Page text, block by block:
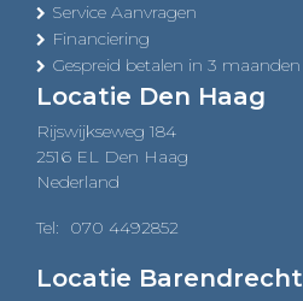
Service Aanvragen
Financiering
Gespreid betalen in 3 maanden
Locatie Den Haag
Rijswijkseweg 184
2516 EL Den Haag
Nederland
Tel: 070 4492852
Locatie Barendrecht